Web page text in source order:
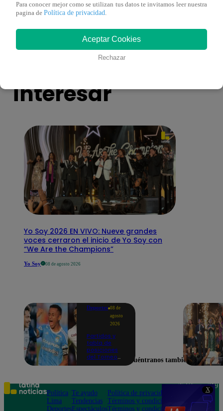
X
También te puede
interesar
Yo Soy 2026 EN VIVO: Nueve grandes
voces cerraron el inicio de Yo Soy con
“We Are the Champions”
Yo Soy 08 de agosto 2026
Deportes 08 de
agosto
2026
Partidos y
tabla de
posiciones
del Torneo
en la fecha 4
Para conocer mejor como se utilizan tus datos te invitamos leer nuestra
pagina de Política de privacidad
Aceptar Cookies
Rechazar
Encuéntranos también en
Política
Lima
Deportes
Te ayudo
Tendencias
Espectáculos
Política de privacidad
Términos y condiciones
Términos y condiciones
Teléfono: 219
Av. San